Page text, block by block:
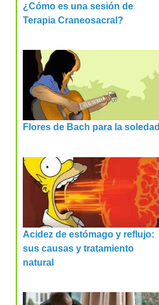
¿Cómo es una sesión de
Terapia Craneosacral?
Flores de Bach para la soledad
Acidez de estómago y reflujo:
sus causas y tratamiento
natural